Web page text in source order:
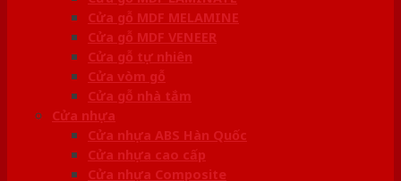
Cửa gỗ MDF MELAMINE
Cửa gỗ MDF VENEER
Cửa gỗ tự nhiên
Cửa vòm gỗ
Cửa gỗ nhà tắm
Cửa nhựa
Cửa nhựa ABS Hàn Quốc
Cửa nhựa cao cấp
Cửa nhựa Composite